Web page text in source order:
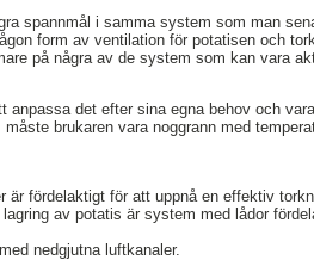
spannmål i samma system som man
form av ventilation för potatisen och
på några av de system som kan vara
det efter sina egna behov och
brukaren vara noggrann med
fördelaktigt för att uppnå en effektiv
av potatis är system med lådor
nedgjutna luftkanaler.